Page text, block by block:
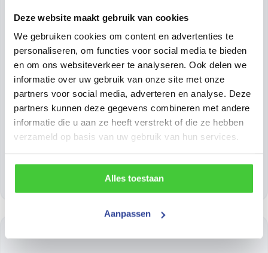
Deze website maakt gebruik van cookies
We gebruiken cookies om content en advertenties te
personaliseren, om functies voor social media te bieden
en om ons websiteverkeer te analyseren. Ook delen we
informatie over uw gebruik van onze site met onze
partners voor social media, adverteren en analyse. Deze
partners kunnen deze gegevens combineren met andere
informatie die u aan ze heeft verstrekt of die ze hebben
verzameld op basis van uw gebruik van hun services.
Alles toestaan
Aanpassen
Onderhouden van uw
aanhangwagen
22-02-2020
Net als auto’s vragen ook aanhangwagens om
onderhoud. De auto brengt u periodiek langs de
garage voor een APK, naast onderhoudsbeurten die
u zelf...
Lees verder